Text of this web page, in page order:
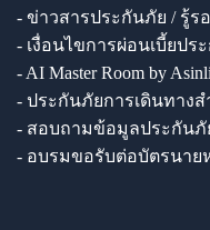
- ข่าวสารประกันภัย / รู้ร
- เงื่อนไขการผ่อนเบี้ยปร
- AI Master Room by
- ประกันภัยการเดินทาง
- สอบถามข้อมูลประกันภั
- อบรมขอรับต่อบัตรนาย